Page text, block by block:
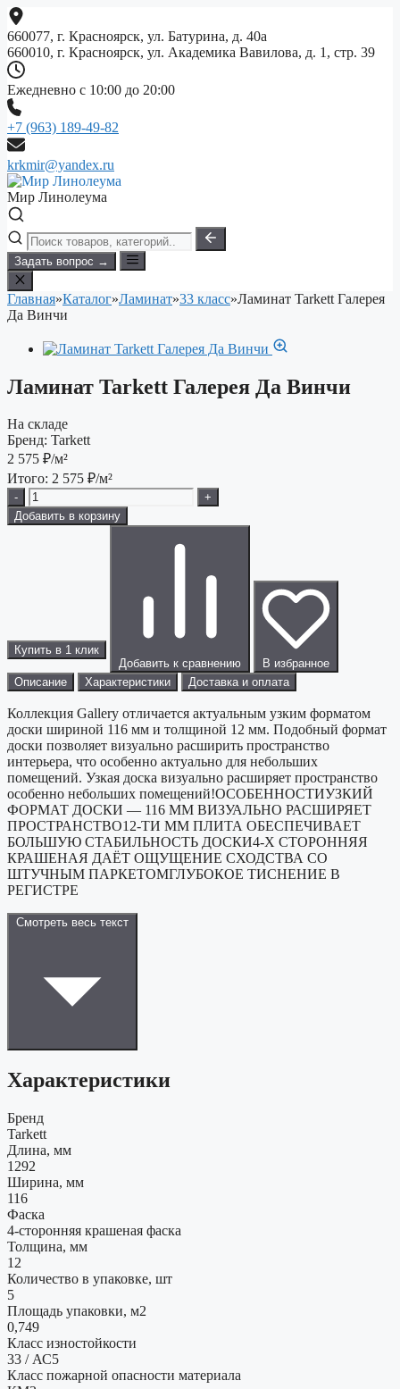
Перейти
к
содержимому
660077, г. Красноярск, ул. Батурина, д. 40а
660010, г. Красноярск, ул. Академика Вавилова, д. 1, стр. 39
Ежедневно с 10:00 до 20:00
+7 (963) 189-49-82
krkmir@yandex.ru
Мир Линолеума
Задать вопрос →
Главная»Каталог»Ламинат»33 класс»Ламинат Tarkett Галерея
Да Винчи
Ламинат Tarkett Галерея Да Винчи
На складе
Бренд: Tarkett
2 575 ₽/м²
Итого: 2 575 ₽/м²
-
+
Добавить в корзину
Купить в 1 клик
Добавить к сравнению
В избранное
Описание
Характеристики Доставка и оплата
Коллекция Gallery отличается актуальным узким форматом
доски шириной 116 мм и толщиной 12 мм. Подобный формат
доски позволяет визуально расширить пространство
интерьера, что особенно актуально для небольших
помещений. Узкая доска визуально расширяет пространство
особенно небольших помещений!ОСОБЕННОСТИУЗКИЙ
ФОРМАТ ДОСКИ — 116 ММ ВИЗУАЛЬНО РАСШИРЯЕТ
ПРОСТРАНСТВО12-ТИ ММ ПЛИТА ОБЕСПЕЧИВАЕТ
БОЛЬШУЮ СТАБИЛЬНОСТЬ ДОСКИ4-Х СТОРОННЯЯ
КРАШЕНАЯ ДАЁТ ОЩУЩЕНИЕ СХОДСТВА СО
ШТУЧНЫМ ПАРКЕТОМГЛУБОКОЕ ТИСНЕНИЕ В
РЕГИСТРЕ
Смотреть весь текст
Характеристики
Бренд
Tarkett
Длина, мм
1292
Ширина, мм
116
Фаска
4-сторонняя крашеная фаска
Толщина, мм
12
Количество в упаковке, шт
5
Площадь упаковки, м2
0,749
Класс изностойкости
33 / АС5
Класс пожарной опасности материала